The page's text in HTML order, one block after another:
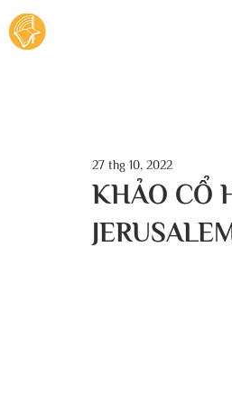
KHẢO CỔ
27 thg 10, 2022